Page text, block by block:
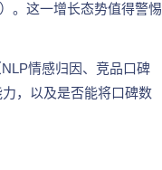
。这一增长态势值得警惕
NLP情感归因、竞品口碑
，以及是否能将口碑数